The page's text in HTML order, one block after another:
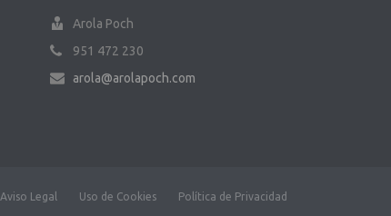
Arola Poch
951 472 230
arola@arolapoch.com
Aviso Legal Uso de Cookies Política de Privacidad